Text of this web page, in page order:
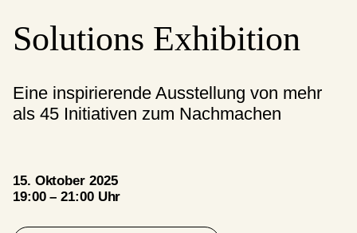
Solutions Exhibition
Eine inspirierende Ausstellung von mehr
als 45 Initiativen zum Nachmachen
15. Oktober 2025
19:00 – 21:00 Uhr